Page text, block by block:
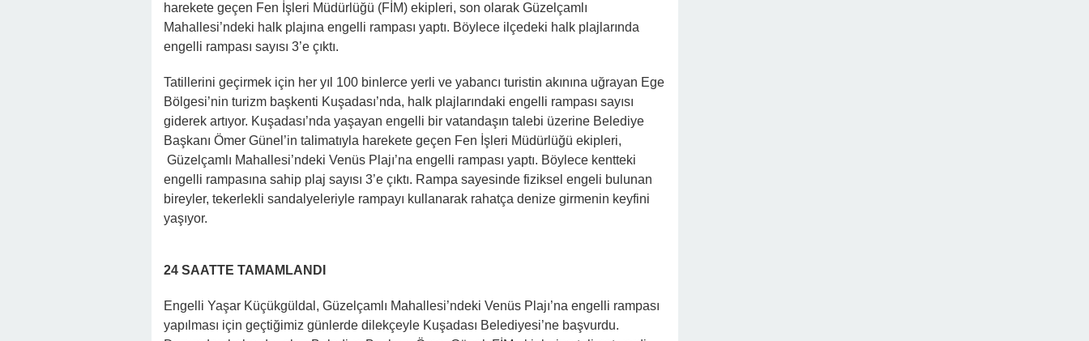
harekete geçen Fen İşleri Müdürlüğü (FİM) ekipleri, son olarak Güzelçamlı
Mahallesi’ndeki halk plajına engelli rampası yaptı. Böylece ilçedeki halk plajlarında
engelli rampası sayısı 3’e çıktı.
Tatillerini geçirmek için her yıl 100 binlerce yerli ve yabancı turistin akınına uğrayan Ege
Bölgesi’nin turizm başkenti Kuşadası’nda, halk plajlarındaki engelli rampası sayısı
giderek artıyor. Kuşadası’nda yaşayan engelli bir vatandaşın talebi üzerine Belediye
Başkanı Ömer Günel’in talimatıyla harekete geçen Fen İşleri Müdürlüğü ekipleri,
Güzelçamlı Mahallesi’ndeki Venüs Plajı’na engelli rampası yaptı. Böylece kentteki
engelli rampasına sahip plaj sayısı 3’e çıktı. Rampa sayesinde fiziksel engeli bulunan
bireyler, tekerlekli sandalyeleriyle rampayı kullanarak rahatça denize girmenin keyfini
yaşıyor.
24 SAATTE TAMAMLANDI
Engelli Yaşar Küçükgüldal, Güzelçamlı Mahallesi’ndeki Venüs Plajı’na engelli rampası
yapılması için geçtiğimiz günlerde dilekçeyle Kuşadası Belediyesi’ne başvurdu.